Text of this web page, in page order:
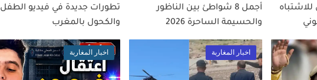
أجمل 8 شواطئ بين الناظور
والحسيمة الساحرة 2026
تطورات جديدة في فيديو الطفل
والكحول بالمغرب
اخبار المغاربة اخبار المغاربة